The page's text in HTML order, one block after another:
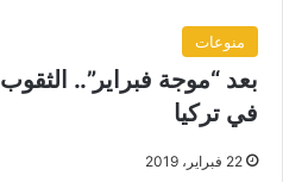
منوعات
بعد “موجة فبراير”..
في تركيا
22 فبراير، 2019